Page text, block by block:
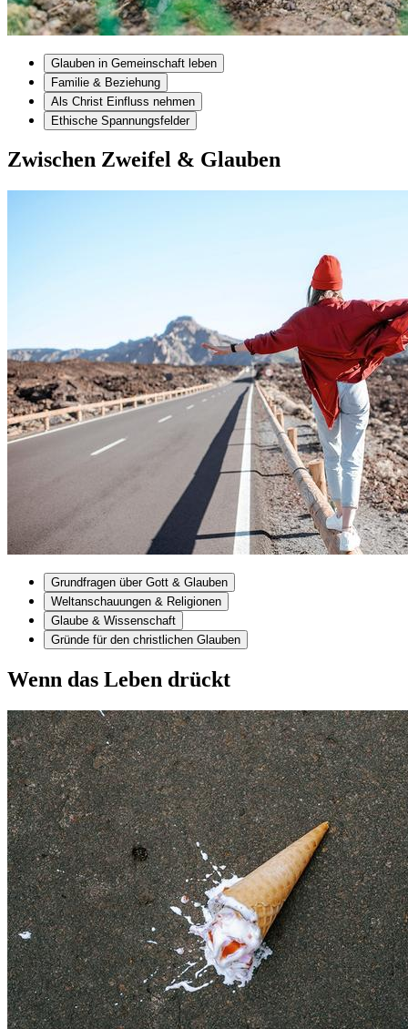
Glauben in Gemeinschaft leben
Familie & Beziehung
Als Christ Einfluss nehmen
Ethische Spannungsfelder
Zwischen Zweifel & Glauben
Grundfragen über Gott & Glauben
Weltanschauungen & Religionen
Glaube & Wissenschaft
Gründe für den christlichen Glauben
Wenn das Leben drückt